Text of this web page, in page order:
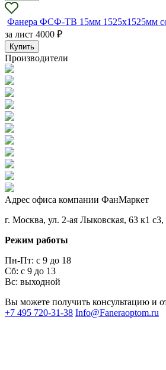
Фанера ФСФ-ТВ 15мм 1525х1525мм
за лист 4000 ₽
Купить
Производители
Адрес офиса компании ФанМаркет
г. Москва, ул. 2-ая Лыковская, 63 к1 с3,
Режим работы
Пн-Пт: с 9 до 18
Сб: с 9 до 13
Вс: выходной
Вы можете получить консультацию и
+7 495 720-31-38 Info@Faneraoptom.ru